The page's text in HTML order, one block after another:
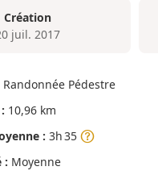
Création
juil. 2017
Randonnée Pédestre
10,96 km
: 3h 35
: Moyenne